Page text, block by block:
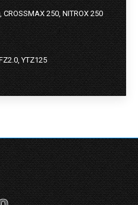
CROSSMAX 250, NITROX 250
YTZ125